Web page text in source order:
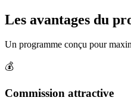
Les avantages du
Un programme conçu pour
💰
Commission attractive